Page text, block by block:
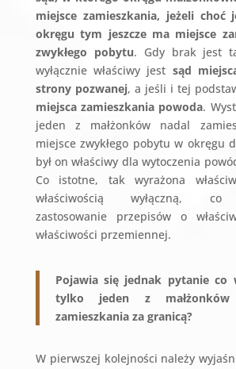
miejsce zamieszkania, jeżeli
okręgu tym jeszcze ma miejsce
zwykłego pobytu. Gdy brak jest
wyłącznie właściwy jest sąd
strony pozwanej, a jeśli i tej
miejsca zamieszkania powoda.
jeden z małżonków nadal
miejsce zwykłego pobytu w okręgu
był on właściwy dla wytoczenia
Co istotne, tak wyrażona
właściwością wyłączną, co
zastosowanie przepisów o
właściwości przemiennej.
Pojawia się jednak pytanie co
tylko jeden z
zamieszkania za granicą?
W pierwszej kolejności należy